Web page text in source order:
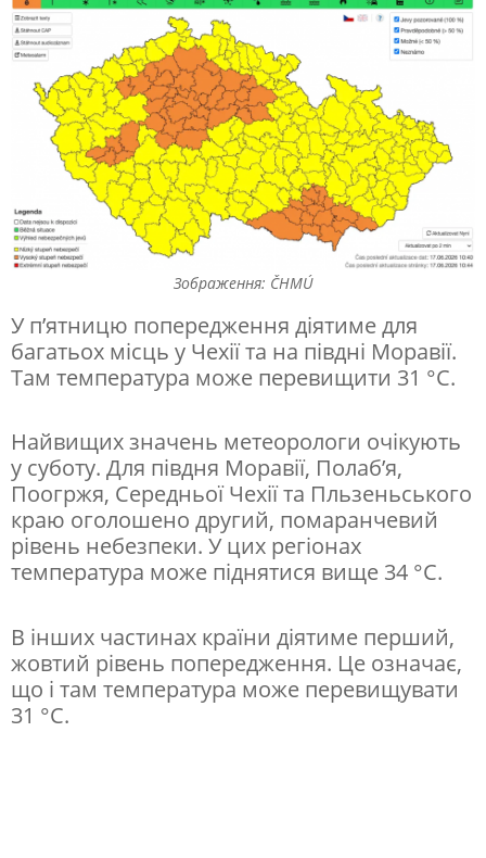
ю
т
с
и
ь
н
у
п
е
к
у
н
а
в
Зображення: ČHMÚ
У п’ятницю попередження діятиме для
багатьох місць у Чехії та на півдні Моравії.
Там температура може перевищити 31 °C.
Найвищих значень метеорологи очікують
у суботу. Для півдня Моравії, Полаб’я,
Поогржя, Середньої Чехії та Пльзеньського
краю оголошено другий, помаранчевий
рівень небезпеки. У цих регіонах
температура може піднятися вище 34 °C.
В інших частинах країни діятиме перший,
жовтий рівень попередження. Це означає,
що і там температура може перевищувати
31 °C.